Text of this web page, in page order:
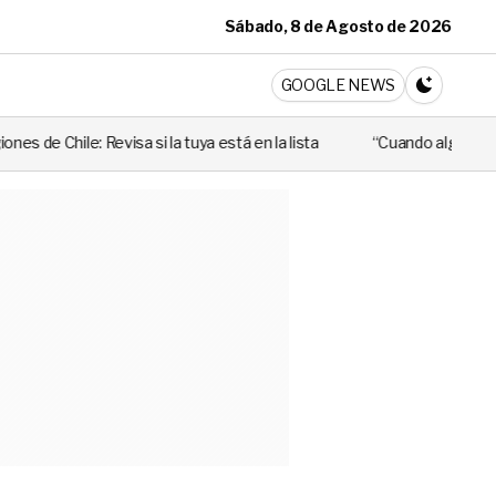
Sábado, 8 de Agosto de 2026
GOOGLE NEWS
CAMBIA A
la tuya está en la lista “Cuando alguien utiliza mal esa ley,